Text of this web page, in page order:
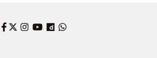
Facebook
Twitter
Instagram
YouTube
Dailymotion